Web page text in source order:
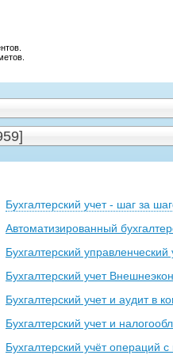
Бухгалтерский учет - шаг за
Автоматизированный
Бухгалтерский
Бухгалтерский учет
Бухгалтерский учет и аудит в
Бухгалтерский учет и
Бухгалтерский учёт операций